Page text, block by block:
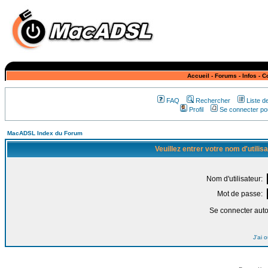
Accueil - Forums - Infos -
FAQ Rechercher
Liste
Profil
Se connecter
MacADSL Index du Forum
Veuillez entrer votre nom
Nom d'utilisateur:
Mot de passe:
Se connecter
J'ai